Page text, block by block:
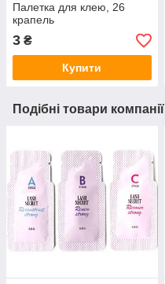
Палетка для клею, 26
крапель
3 ₴
Купити
Подібні товари компанії